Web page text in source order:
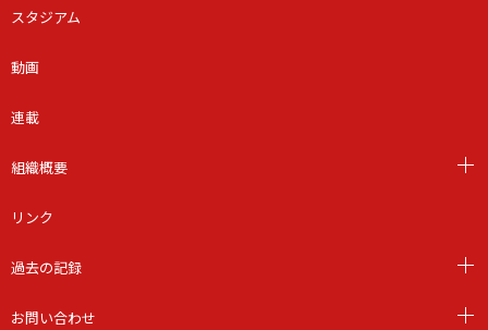
スタジアム
動画
連載
組織概要
リンク
過去の記録
お問い合わせ